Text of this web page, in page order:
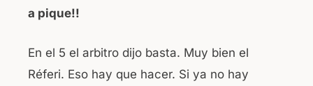
a pique!!
En el 5 el arbitro dijo basta. Muy bien el
Réferi. Eso hay que hacer. Si ya no hay